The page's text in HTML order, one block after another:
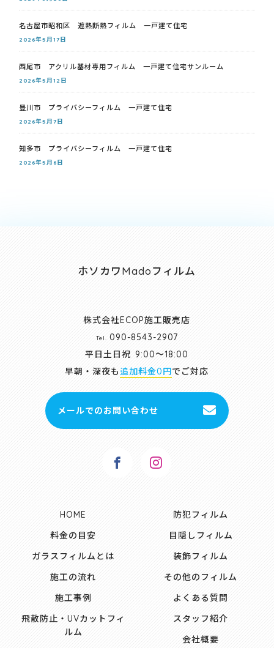
名古屋市昭和区 遮熱断熱フィルム 一戸建て住宅
2026年5月17日
西尾市 アクリル基材専用フィルム 一戸建て住宅サンルーム
2026年5月12日
豊川市 プライバシーフィルム 一戸建て住宅
2026年5月7日
知多市 プライバシーフィルム 一戸建て住宅
2026年5月6日
ホソカワMadoフィルム
株式会社ECOP施工販売店
Tel.
090-8543-2907
平日土日祝 9:00～18:00
早朝・深夜も 追加料金0円でご対応
メールでのお問い合わせ
HOME
料金の目安
ガラスフィルムとは
施工の流れ
施工事例
飛散防止・UVカットフィ
ルム
防犯フィルム
目隠しフィルム
装飾フィルム
その他のフィルム
よくある質問
スタッフ紹介
会社概要